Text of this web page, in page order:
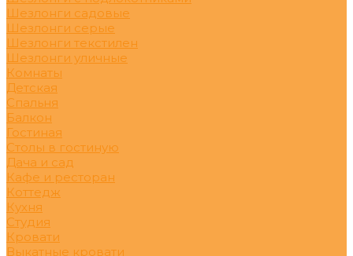
Шезлонги садовые
Шезлонги серые
Шезлонги текстилен
Шезлонги уличные
Комнаты
Детская
Спальня
Балкон
Гостиная
Столы в гостиную
Дача и сад
Кафе и ресторан
Коттедж
Кухня
Студия
Кровати
Выкатные кровати